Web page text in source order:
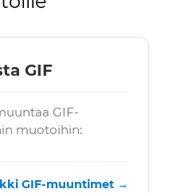
GIF
GIF-
muotoihin:
GIF-muuntimet →